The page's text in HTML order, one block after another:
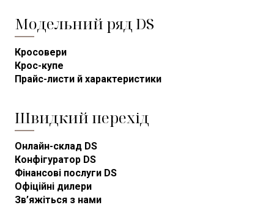
Модельний ряд DS
Кросовери
Крос-купе
Прайс-листи й характеристики
Швидкий перехід
Онлайн-склад DS
Конфігуратор DS
Фінансові послуги DS
Офіційні дилери
Зв’яжіться з нами